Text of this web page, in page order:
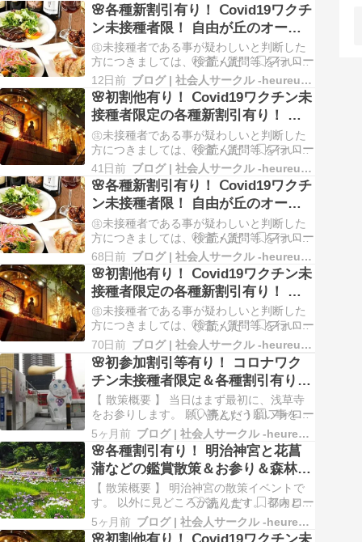
🌸各種新割引有り！ Ⅽovid19ワクチ
ン未接種者限！ 自由が丘のオーガ
ニックレストランで交流会！ 社会
人サークル イベントの告知
㊟未接種者である事が疑わしいと判断した
方につきましては、検査・質問等 を行いま
す。 【 食事会概要 】 本会は、Ⅽovid19ワ
クチン未接種者限定の交流会です！ 食事や
お飲み物などは、お好きな物を各自のご負
担でご注文頂くという形の、新企画の交流
会です。 コース料理と違い、お好きな…
12日前 ブログ | 社会人サークル -heureux- ルルー
🌸初割他有り！ Ⅽovid19ワクチン未
接種者限定の各種新割引有り！ 六
本木のイタリアン レストラン バー
でランチ交流会！ 社会人サークル
イベントの告知
㊟未接種者である事が疑わしいと判断した
方につきましては、検査・質問等 を行いま
す。 【 食事会概要 】 本イベントは、
Ⅽovid19ワクチン未接種者限定の交流会で
す！ 六本木で良いお店を見つけました。
（お客様に教えて頂きました） 店内の雰囲
気・料理・アクセスなど悪くないと思い
ま…
41日前 ブログ | 社会人サークル -heureux- ルルー
🌸各種新割引有り！ Ⅽovid19ワクチ
ン未接種者限！ 自由が丘のオーガ
ニックレストランで交流会！ 社会
人サークル イベントの告知
㊟未接種者である事が疑わしいと判断した
方につきましては、検査・質問等 を行いま
す。 【 食事会概要 】 本会は、Ⅽovid19ワ
クチン未接種者限定の交流会です！ 食事や
お飲み物などは、お好きな物を各自のご負
担でご注文頂くという形の、新企画の交流
会です。 コース料理と違い、お好きな…
68日前 ブログ | 社会人サークル -heureux- ルルー
🌸初割他有り！ Ⅽovid19ワクチン未
接種者限定の各種新割引有り！ 六
本木のイタリアン レストラン バー
でランチ交流会！ 社会人サークル
イベントの告知
㊟未接種者である事が疑わしいと判断した
方につきましては、検査・質問等 を行いま
す。 【 食事会概要 】 本イベントは、
Ⅽovid19ワクチン未接種者限定の食事会で
す！ 六本木で良いお店を見つけました。 店
内の雰囲気・料理・アクセスなど悪くない
と思います。 良い食事会になると思い…
70日前 ブログ | 社会人サークル -heureux- ルルー
🌸初参加割引等有り！ コロナワク
チン未接種者限定＆各種割引有り！
人気の浅草(浅草寺中心)界隈散策♪
社会人サークル イベントの告知
【 散策概要 】 当日はまず最初に、浅草寺
をお参りします。 願い事という願い事を、
ここ浅草寺で全て祈願して頂きます。 願い
事は全てが、たぶん叶うと思います。 そう
信じて祈願して下さい。 次に仲見世散策を
楽しんでいただきます。 お友達作りも、散
策も楽しんで頂けると思います。 なかな…
5ヶ月前 ブログ | 社会人サークル -heureux- ルルー
🌸各種割引有り！ 明治神宮と花菖
蒲などの鑑賞散策＆お参り＆森林
浴！ 社会人サークル イベント告知
【 散策概要 】 明治神宮の散策イベントで
す。 以外に見どころがあります。 都内とは
思えない豊かな自然があります。 おススメ
の見どころの１つは花菖蒲園。 なかなかで
5ヶ月前 ブログ | 社会人サークル -heureux- ルルー
🌸初割他有り！ Ⅽovid19ワクチン未